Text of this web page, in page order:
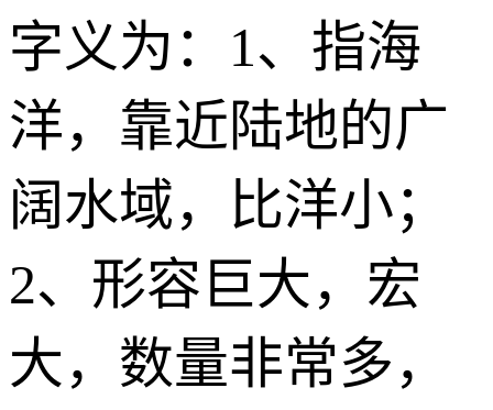
字义为：1、指海
洋，靠近陆地的广
阔水域，比洋小；
2、形容巨大，宏
大，数量非常多，